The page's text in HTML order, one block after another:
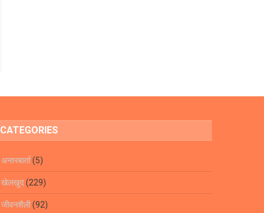
CATEGORIES
अन्तरबार्ता(5)
खेलखुद(229)
जीवनशैली(92)